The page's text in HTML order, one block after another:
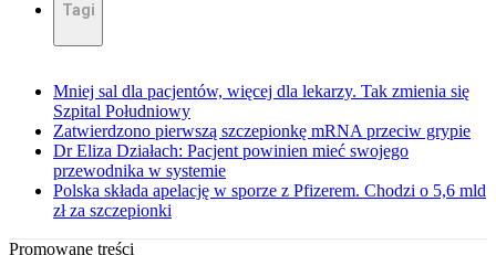
Tagi
Mniej sal dla pacjentów, więcej dla lekarzy. Tak zmienia się
Szpital Południowy
Zatwierdzono pierwszą szczepionkę mRNA przeciw grypie
Dr Eliza Działach: Pacjent powinien mieć swojego
przewodnika w systemie
Polska składa apelację w sporze z Pfizerem. Chodzi o 5,6 mld
zł za szczepionki
Promowane treści